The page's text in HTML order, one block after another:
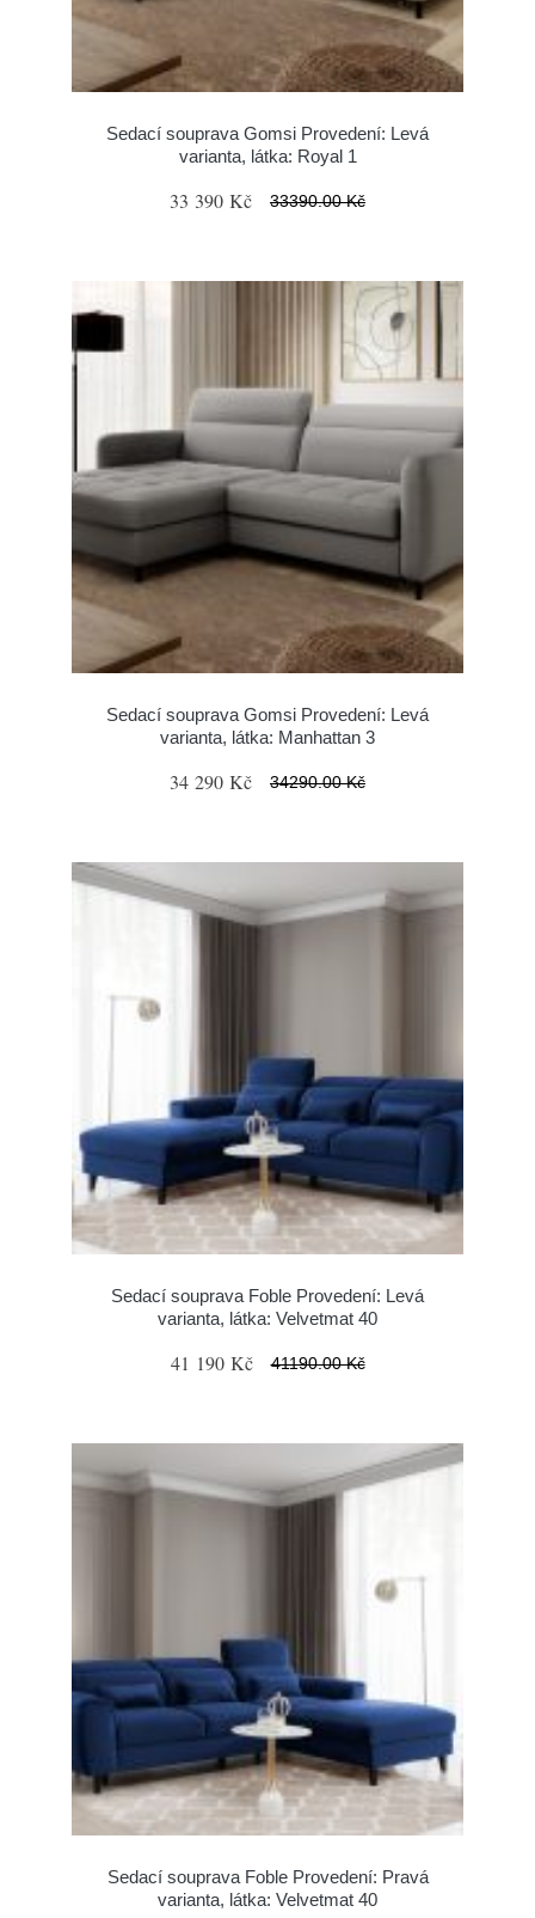
Sedací souprava Gomsi Provedení: Levá
varianta, látka: Royal 1
33 390 Kč 33390.00 Kč
Sedací souprava Gomsi Provedení: Levá
varianta, látka: Manhattan 3
34 290 Kč 34290.00 Kč
Sedací souprava Foble Provedení: Levá
varianta, látka: Velvetmat 40
41 190 Kč 41190.00 Kč
Sedací souprava Foble Provedení: Pravá
varianta, látka: Velvetmat 40